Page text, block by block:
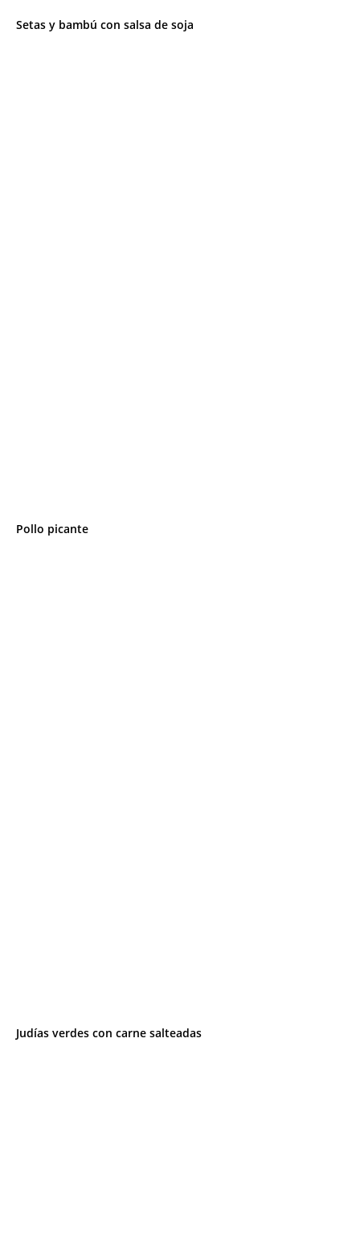
Setas y bambú con salsa de soja
Pollo picante
Judías verdes con carne salteadas